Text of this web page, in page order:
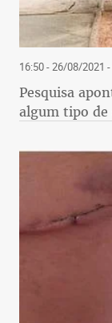
16:50 - 26/08/2021
Pesquisa
algum tipo de